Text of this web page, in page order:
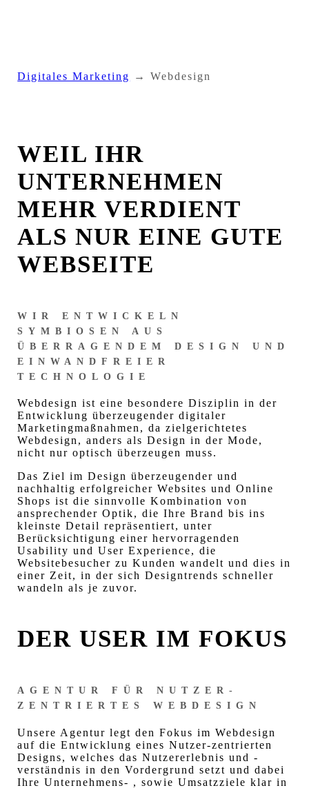
Digitales Marketing → Webdesign
WEIL IHR
UNTERNEHMEN
MEHR VERDIENT
ALS NUR EINE GUTE
WEBSEITE
WIR ENTWICKELN
SYMBIOSEN AUS
ÜBERRAGENDEM DESIGN UND
EINWANDFREIER
TECHNOLOGIE
Webdesign ist eine besondere Disziplin in der
Entwicklung überzeugender digitaler
Marketingmaßnahmen, da zielgerichtetes
Webdesign, anders als Design in der Mode,
nicht nur optisch überzeugen muss.
Das Ziel im Design überzeugender und
nachhaltig erfolgreicher Websites und Online
Shops ist die sinnvolle Kombination von
ansprechender Optik, die Ihre Brand bis ins
kleinste Detail repräsentiert, unter
Berücksichtigung einer hervorragenden
Usability und User Experience, die
Websitebesucher zu Kunden wandelt und dies in
einer Zeit, in der sich Designtrends schneller
wandeln als je zuvor.
DER USER IM FOKUS
AGENTUR FÜR NUTZER-
ZENTRIERTES WEBDESIGN
Unsere Agentur legt den Fokus im Webdesign
auf die Entwicklung eines Nutzer-zentrierten
Designs, welches das Nutzererlebnis und -
verständnis in den Vordergrund setzt und dabei
Ihre Unternehmens- , sowie Umsatzziele klar in